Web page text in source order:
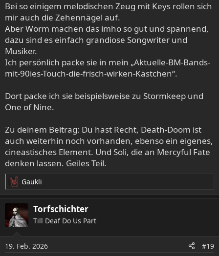
Bei so einigem melodischen Zeug mit Keys rollen sich
mir auch die Zehennägel auf.
Aber Worm machen das imho so gut und spannend,
dazu sind es einfach grandiose Songwriter und
Musiker.
Ich persönlich packe sie in mein „Aktuelle-BM-Bands-
mit-90ies-Touch-die-frisch-wirken-Kästchen“.
Dort packe ich sie beispielsweise zu Stormkeep und
One of Nine.
Zu deinem Beitrag: Du hast Recht, Death-Doom ist
auch weiterhin noch vorhanden, ebenso ein eigenes,
cineastisches Element. Und Soli, die an Mercyful Fate
denken lassen. Geiles Teil.
R
e
a
t
n
Gaukli
Torfschichter
Till Deaf Do Us Part
19. Feb. 2026 #19